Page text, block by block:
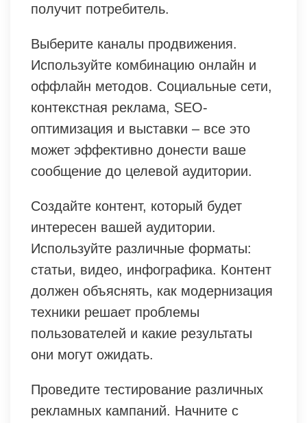
получит потребитель.
Выберите каналы продвижения.
Используйте комбинацию онлайн и
оффлайн методов. Социальные сети,
контекстная реклама, SEO-
оптимизация и выставки – все это
может эффективно донести ваше
сообщение до целевой аудитории.
Создайте контент, который будет
интересен вашей аудитории.
Используйте различные форматы:
статьи, видео, инфографика. Контент
должен объяснять, как модернизация
техники решает проблемы
пользователей и какие результаты
они могут ожидать.
Проведите тестирование различных
рекламных кампаний. Начните с